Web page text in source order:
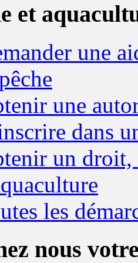
et
une
une
dans
un droit,
les
nous